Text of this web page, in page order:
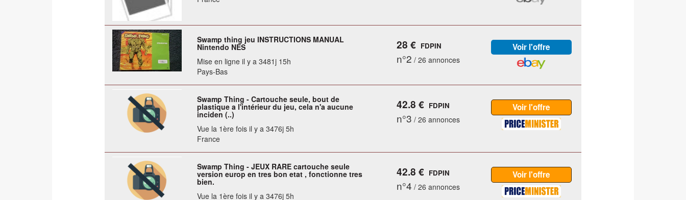
Swamp thing jeu INSTRUCTIONS MANUAL
Nintendo NES
Mise en ligne il y a 3481j 15h
Pays-Bas
28 € FDPIN
n°2 / 26 annonces
Swamp Thing - Cartouche seule, bout de
plastique a l'intérieur du jeu, cela n'a aucune
inciden (..)
Vue la 1ère fois il y a 3476j 5h
France
42.8 € FDPIN
n°3 / 26 annonces
Swamp Thing - JEUX RARE cartouche seule
version europ en tres bon etat , fonctionne tres
bien.
Vue la 1ère fois il y a 3476j 5h
42.8 € FDPIN
n°4 / 26 annonces